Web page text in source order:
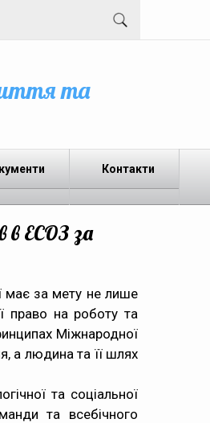
та
Контакти
в ЕСОЗ за
має за мету не лише
право на роботу та
Міжнародної
а людина та її шлях
та соціальної
та всебічного